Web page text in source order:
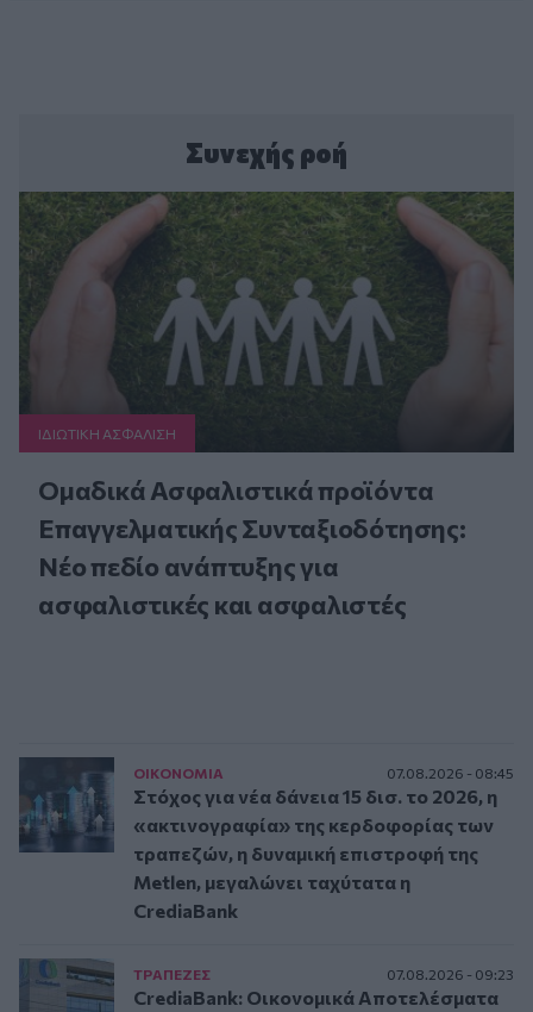
Συνεχής ροή
ΙΔΙΩΤΙΚΗ ΑΣΦAΛΙΣΗ
Ομαδικά Ασφαλιστικά προϊόντα
Επαγγελματικής Συνταξιοδότησης:
Νέο πεδίο ανάπτυξης για
ασφαλιστικές και ασφαλιστές
ΟΙΚΟΝΟΜΙΑ 07.08.2026 - 08:45
Στόχος για νέα δάνεια 15 δισ. το 2026, η
«ακτινογραφία» της κερδοφορίας των
τραπεζών, η δυναμική επιστροφή της
Metlen, μεγαλώνει ταχύτατα η
CrediaBank
ΤΡAΠΕΖΕΣ 07.08.2026 - 09:23
CrediaBank: Οικονομικά Αποτελέσματα